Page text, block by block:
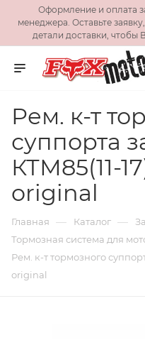
Оформление и оплата
менеджера. Оставьте
детали доставки, чтобы
Рем. к-т
суппорта
КТМ85(11-
original
Главная — Каталог —
Тормозная система для
Рем. к-т тормозного
original